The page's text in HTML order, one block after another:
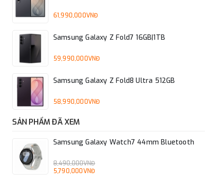
61,990,000VNĐ
Samsung Galaxy Z Fold7 16GB|1TB
59,990,000VNĐ
Samsung Galaxy Z Fold8 Ultra 512GB
58,990,000VNĐ
SẢN PHẨM ĐÃ XEM
Samsung Galaxy Watch7 44mm Bluetooth
8,490,000VNĐ
5,790,000VNĐ